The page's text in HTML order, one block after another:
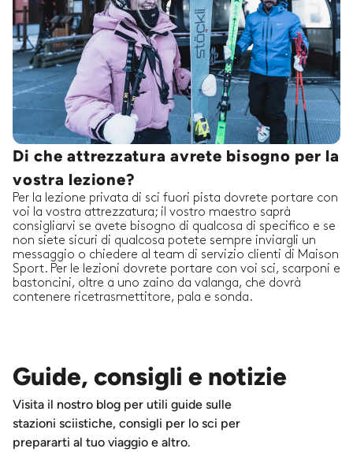
Di che attrezzatura avrete bisogno per la
vostra lezione?
Per la lezione privata di sci fuori pista dovrete portare con
voi la vostra attrezzatura; il vostro maestro saprà
consigliarvi se avete bisogno di qualcosa di specifico e se
non siete sicuri di qualcosa potete sempre inviargli un
messaggio o chiedere al team di servizio clienti di Maison
Sport. Per le lezioni dovrete portare con voi sci, scarponi e
bastoncini, oltre a uno zaino da valanga, che dovrà
contenere ricetrasmettitore, pala e sonda.
Guide, consigli e notizie
Visita il nostro blog per utili guide sulle
stazioni sciistiche, consigli per lo sci per
prepararti al tuo viaggio e altro.